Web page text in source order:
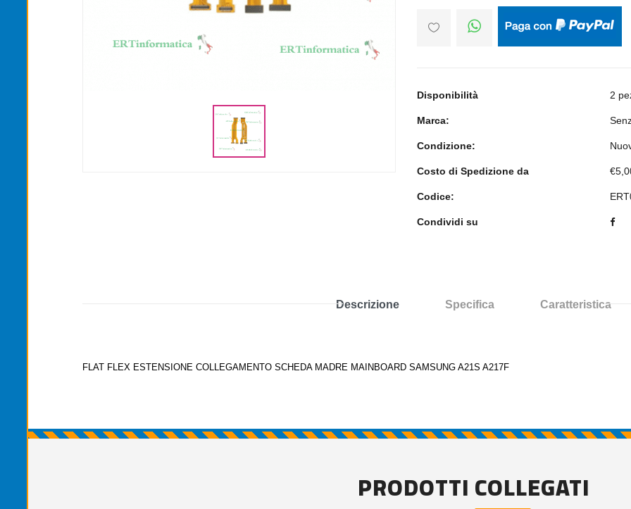
Disponibilità 2
Marca:
Condizione:
Costo di Spedizione da
Codice:
Condividi su
Descrizione Specifica Caratteristica
FLAT FLEX ESTENSIONE COLLEGAMENTO SCHEDA MADRE MAINBOARD SAMSUNG A21S A217F
PRODOTTI COLLEGATI